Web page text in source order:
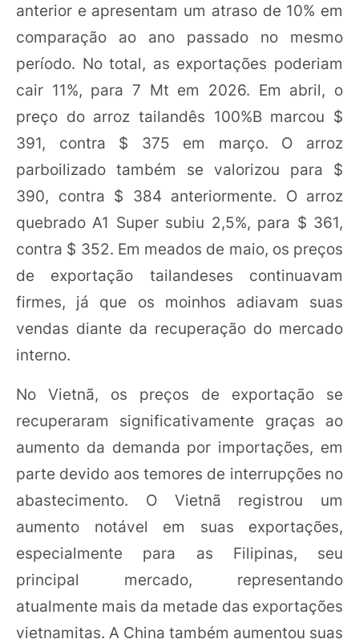
anterior e apresentam um atraso de 10% em
comparação ao ano passado no mesmo
período. No total, as exportações poderiam
cair 11%, para 7 Mt em 2026. Em abril, o
preço do arroz tailandês 100%B marcou $
391, contra $ 375 em março. O arroz
parboilizado também se valorizou para $
390, contra $ 384 anteriormente. O arroz
quebrado A1 Super subiu 2,5%, para $ 361,
contra $ 352. Em meados de maio, os preços
de exportação tailandeses continuavam
firmes, já que os moinhos adiavam suas
vendas diante da recuperação do mercado
interno.
No Vietnã, os preços de exportação se
recuperaram significativamente graças ao
aumento da demanda por importações, em
parte devido aos temores de interrupções no
abastecimento. O Vietnã registrou um
aumento notável em suas exportações,
especialmente para as Filipinas, seu
principal mercado, representando
atualmente mais da metade das exportações
vietnamitas. A China também aumentou suas